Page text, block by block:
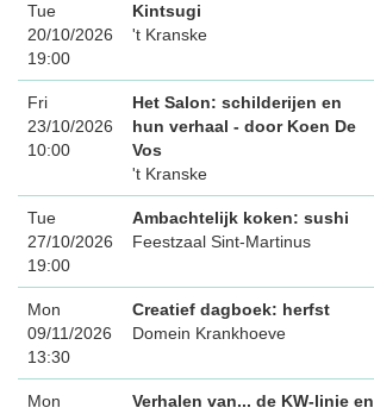
Tue
20/10/2026
19:00
Kintsugi
't Kranske
Fri
23/10/2026
10:00
Het Salon: schilderijen en
hun verhaal - door Koen De
Vos
't Kranske
Tue
27/10/2026
19:00
Ambachtelijk koken: sushi
Feestzaal Sint-Martinus
Mon
09/11/2026
13:30
Creatief dagboek: herfst
Domein Krankhoeve
Mon
Verhalen van... de KW-linie en